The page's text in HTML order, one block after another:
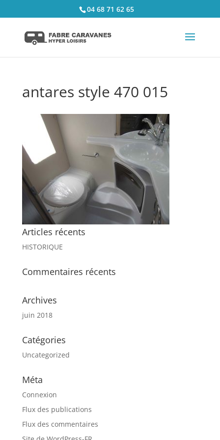
04 68 71 62 65
antares style 470 015
Articles récents
HISTORIQUE
Commentaires récents
Archives
juin 2018
Catégories
Uncategorized
Méta
Connexion
Flux des publications
Flux des commentaires